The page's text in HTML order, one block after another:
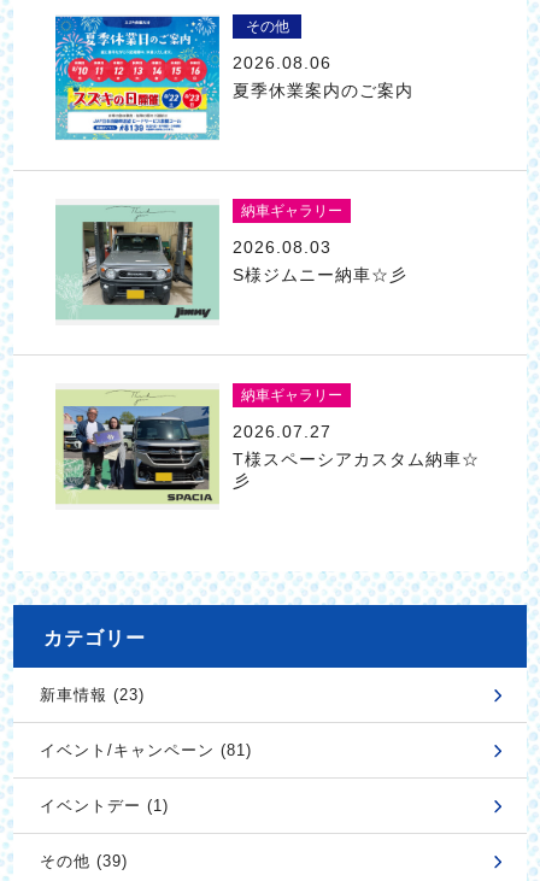
その他
2026.08.06
夏季休業案内のご案内
納車ギャラリー
2026.08.03
S様ジムニー納車☆彡
納車ギャラリー
2026.07.27
T様スペーシアカスタム納車☆
彡
カテゴリー
新車情報 (23)
イベント/キャンペーン (81)
イベントデー (1)
その他 (39)